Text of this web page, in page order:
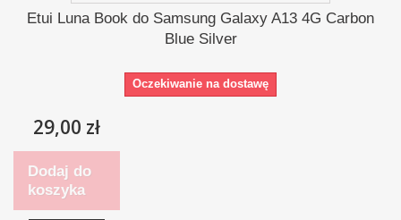
Etui Luna Book do Samsung Galaxy A13 4G Carbon
Blue Silver
Oczekiwanie na dostawę
29,00 zł
Dodaj do
koszyka